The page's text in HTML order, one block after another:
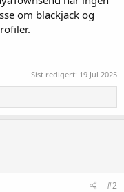
om blackjack og
Sist redigert: 19 Jul 2025
#2